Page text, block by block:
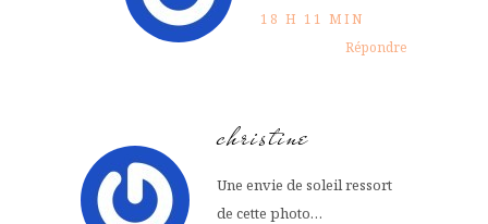
18 H 11 MIN
Répondre
christine
Une envie de soleil ressort
de cette photo…